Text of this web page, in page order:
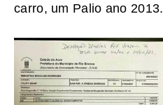
carro, um Palio ano 2013.